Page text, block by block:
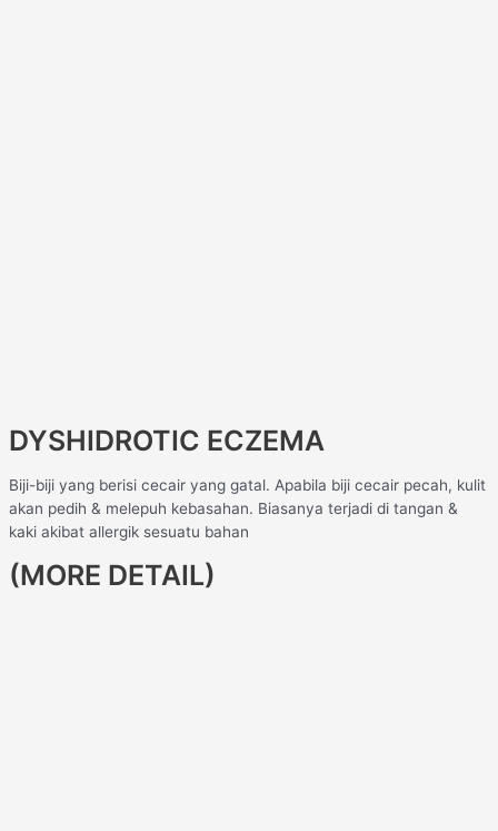
DYSHIDROTIC ECZEMA
Biji-biji yang berisi cecair yang gatal. Apabila biji cecair pecah, kulit
akan pedih & melepuh kebasahan. Biasanya terjadi di tangan &
kaki akibat allergik sesuatu bahan
(MORE DETAIL)